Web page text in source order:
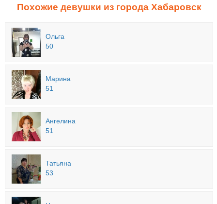
Похожие девушки из города Хабаровск
Ольга
50
Марина
51
Ангелина
51
Татьяна
53